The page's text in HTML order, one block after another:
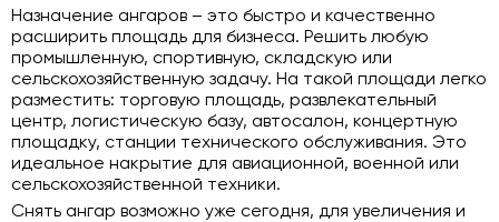
Назначение ангаров – это быстро и качественно
расширить площадь для бизнеса. Решить любую
промышленную, спортивную, складскую или
сельскохозяйственную задачу. На такой площади легко
разместить: торговую площадь, развлекательный
центр, логистическую базу, автосалон, концертную
площадку, станции технического обслуживания. Это
идеальное накрытие для авиационной, военной или
сельскохозяйственной техники.
Снять ангар возможно уже сегодня, для увеличения и